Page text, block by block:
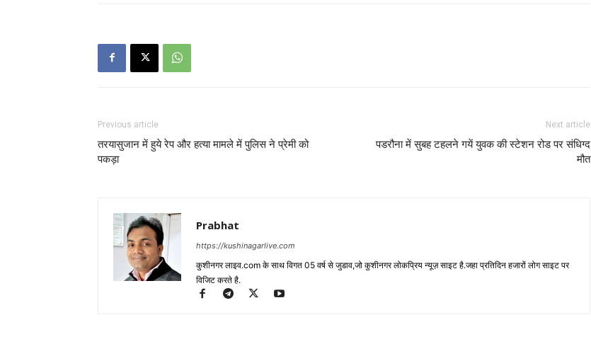
Previous article
तरयासुजान में हुये रेप और हत्या मामले में पुलिस ने प्रेमी को
पकड़ा
Next article
पडरौना में सुबह टहलने गयें युवक की स्टेशन रोड पर संधिग्द
मौत
Prabhat
https://kushinagarlive.com
कुशीनगर लाइव.com के साथ विगत 05 वर्ष से जुडाव,जो कुशीनगर लोकप्रिय न्यूज़ साइट है.जहा प्रतिदिन हजारों लोग साइट पर
विजिट करते है.